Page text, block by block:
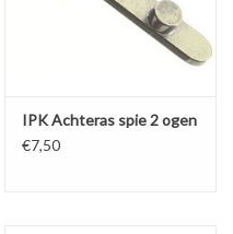
IPK Achteras spie 2 ogen
€7,50